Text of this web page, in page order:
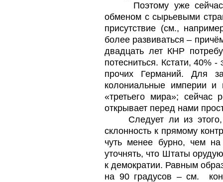
Поэтому уже
обменом с сырьевыми
присутствие (см.,
более развиваться –
двадцать лет КНР
потесниться. Кстати, 40%
прочих Германий. Для
колониальные империи и
«третьего мира»;
открывает перед нами
Следует ли из
склонность к прямому
чуть менее бурно, чем
уточнять, что Штаты
к демократии. Равным
на 90 градусов – см.